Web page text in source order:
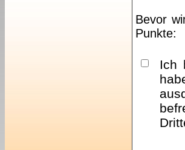
Bevor
Punkte:
Ich